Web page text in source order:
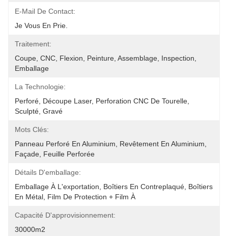
E-Mail De Contact:
Je Vous En Prie.
Traitement:
Coupe, CNC, Flexion, Peinture, Assemblage, Inspection,
Emballage
La Technologie:
Perforé, Découpe Laser, Perforation CNC De Tourelle,
Sculpté, Gravé
Mots Clés:
Panneau Perforé En Aluminium, Revêtement En Aluminium,
Façade, Feuille Perforée
Détails D'emballage:
Emballage À L'exportation, Boîtiers En Contreplaqué, Boîtiers
En Métal, Film De Protection + Film À
Capacité D'approvisionnement:
30000m2